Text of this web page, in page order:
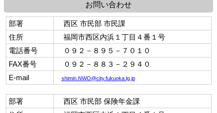
お問い合わせ
部署
西区 市民部 市民課
住所
福岡市西区内浜１丁目４番１号
電話番号
０９２－８９５－７０１０
FAX番号
０９２－８８３－２９４０
E-mail
shimin.NWO@city.fukuoka.lg.jp
部署
西区 市民部 保険年金課